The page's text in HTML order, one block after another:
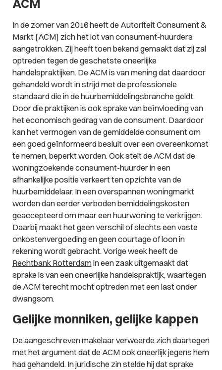
ACM
In de zomer van 2016 heeft de Autoriteit Consument &
Markt [ACM] zich het lot van consument-huurders
aangetrokken. Zij heeft toen bekend gemaakt dat zij zal
optreden tegen de geschetste oneerlijke
handelspraktijken. De ACM is van mening dat daardoor
gehandeld wordt in strijd met de professionele
standaard die in de huurbemiddelingsbranche geldt.
Door die praktijken is ook sprake van beïnvloeding van
het economisch gedrag van de consument. Daardoor
kan het vermogen van de gemiddelde consument om
een goed geïnformeerd besluit over een overeenkomst
te nemen, beperkt worden. Ook stelt de ACM dat de
woningzoekende consument-huurder in een
afhankelijke positie verkeert ten opzichte van de
huurbemiddelaar. In een overspannen woningmarkt
worden dan eerder verboden bemiddelingskosten
geaccepteerd om maar een huurwoning te verkrijgen.
Daarbij maakt het geen verschil of slechts een vaste
onkostenvergoeding en geen courtage of loon in
rekening wordt gebracht. Vorige week heeft de
Rechtbank Rotterdamin een zaak uitgemaakt dat
sprake is van een oneerlijke handelspraktijk, waartegen
de ACM terecht mocht optreden met een last onder
dwangsom.
Gelijke monniken, gelijke kappen
De aangeschreven makelaar verweerde zich daartegen
met het argument dat de ACM ook oneerlijk jegens hem
had gehandeld. In juridische zin stelde hij dat sprake